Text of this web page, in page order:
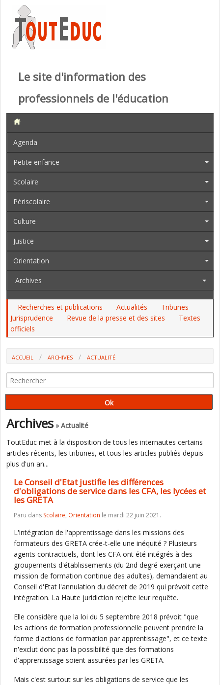
Le site d'information des
professionnels de l'éducation
Agenda
Petite enfance
Scolaire
Périscolaire
Culture
Justice
Orientation
Archives
Recherches et publications Actualités
Tribunes
Jurisprudence
Revue de la presse et des sites
Textes
officiels
ACCUEIL ARCHIVES
ACTUALITÉ
SERVICE DANS LES CFA, LES LYCÉES ET LES GRETA
Archives » Actualité
ToutEduc met à la disposition de tous les internautes certains
articles récents, les tribunes, et tous les articles publiés depuis
plus d'un an...
Le Conseil d'Etat justifie les différences
d'obligations de service dans les CFA, les lycées et
les GRETA
Paru dans Scolaire, Orientation le mardi 22 juin 2021.
L'intégration de l'apprentissage dans les missions des
formateurs des GRETA crée-t-elle une inéquité ? Plusieurs
agents contractuels, dont les CFA ont été intégrés à des
groupements d'établissements (du 2nd degré exerçant une
mission de formation continue des adultes), demandaient au
Conseil d'Etat l'annulation du décret de 2019 qui prévoit cette
intégration. La Haute juridiction rejette leur requête.
Elle considère que la loi du 5 septembre 2018 prévoit "que
les actions de formation professionnelle peuvent prendre la
forme d'actions de formation par apprentissage", et ce texte
n'exclut donc pas la possibilité que des formations
d'apprentissage soient assurées par les GRETA.
Mais c'est surtout sur les obligations de service que les